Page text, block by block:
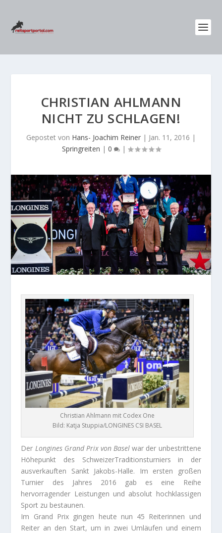
CHRISTIAN AHLMANN
NICHT ZU SCHLAGEN!
Gepostet von Hans- Joachim Reiner | Jan. 11, 2016 |
Springreiten | 0 |
Christian Ahlmann mit Codex One
Bild: Katja Stuppia/LONGINES CSI BASEL
Der Longines Grand Prix von Basel war der unbestrittene
Höhepunkt des SchweizerTraditionsturniers in der
ausverkauften Sankt Jakobs-Halle. Im ersten großen
Turnier des Jahres 2016 gab es eine Reihe
hervorragender Leistungen und absolut hochklassigen
Sport zu bestaunen.
Im Grand Prix gingen heute nun 45 Reiterinnen und
Reiter an den Start, um in zwei Umläufen und einem